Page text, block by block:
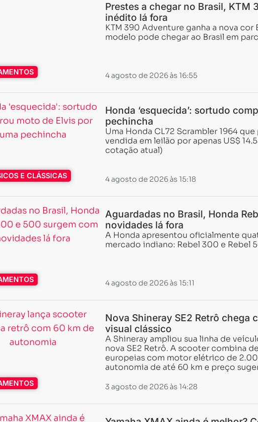
Prestes a chegar no Brasil, KTM
inédito lá fora
KTM 390 Adventure ganha a nova
modelo pode chegar ao Brasil em
4 agosto de 2026 às 16:55
E CLÁSSICAS
Honda ‘esquecida’: sortudo
pechincha
Uma Honda CL72 Scrambler 1964
vendida em leilão por apenas US$
cotação atual)
4 agosto de 2026 às 15:18
Aguardadas no Brasil, Honda
novidades lá fora
A Honda apresentou oficialmente
mercado indiano: Rebel 300 e Rebel
4 agosto de 2026 às 15:11
Nova Shineray SE2 Retrô chega
visual clássico
A Shineray ampliou sua linha de
nova SE2 Retrô. A scooter combina
europeias com motor elétrico de
autonomia de até 60 km e preço
3 agosto de 2026 às 14:28
Carregando...
Carregando...